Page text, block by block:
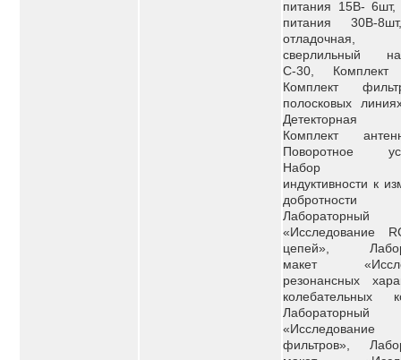
питания 15В- 6шт,
питания 30В-
отладочная,
сверлильный
С-30, Комплект
Комплект
полосковых
Детекторная
Комплект
Поворотное
Набор
индуктивности к
добротности
«Исследование
цепей»,
макет
резонансных
колебательных
фильтров»,